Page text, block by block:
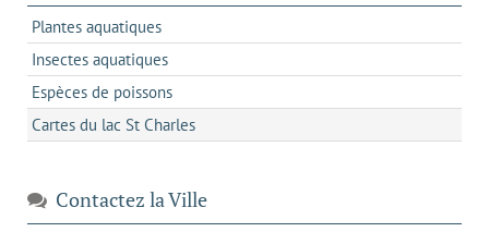
Plantes aquatiques
Insectes aquatiques
Espèces de poissons
Cartes du lac St Charles
Contactez la Ville